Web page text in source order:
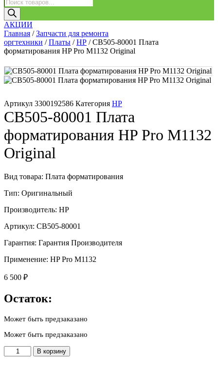
товаров
АКЦИИ
Главная /Запчасти для ремонта
оргтехники /Платы /HP / CB505-80001 Плата
форматирования HP Pro M1132 Original
Артикул 3300192586 Категория HP
CB505-80001 Плата
форматирования HP Pro M1132
Original
Вид товара: Плата форматирования
Тип: Оригинальный
Производитель: HP
Артикул: CB505-80001
Гарантия: Гарантия Производителя
Применение: HP Pro M1132
6 500 ₽
Остаток:
Может быть предзаказано
Может быть предзаказано
Количество
товара
В корзину